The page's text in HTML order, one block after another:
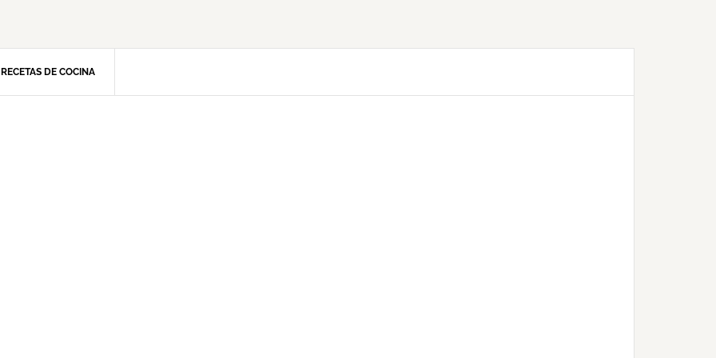
RECETAS DE COCINA